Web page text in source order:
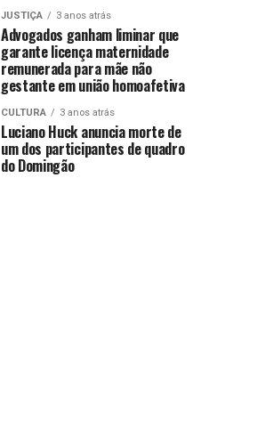
JUSTIÇA 3 anos atrás
Advogados ganham liminar que
garante licença maternidade
remunerada para mãe não
gestante em união homoafetiva
CULTURA 3 anos atrás
Luciano Huck anuncia morte de
um dos participantes de quadro
do Domingão